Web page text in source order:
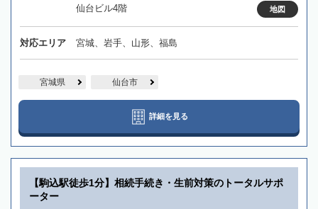
仙台ビル4階
地図
対応エリア 宮城、岩手、山形、福島
宮城県 仙台市
詳細を見る
【駒込駅徒歩1分】相続手続き・生前対策のトータルサポ
ーター